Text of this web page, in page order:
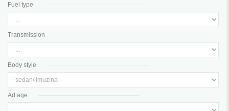
Fuel type
Transmission
Body style
Ad age